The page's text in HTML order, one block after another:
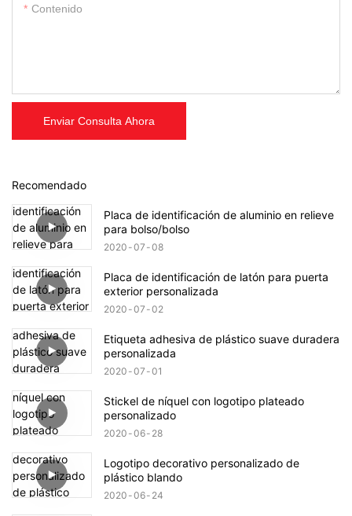
Contenido
Enviar Consulta Ahora
Recomendado
Placa de identificación de aluminio en relieve
para bolso/bolso
2020 07 08
Placa de identificación de latón para puerta
exterior personalizada
2020 07 02
Etiqueta adhesiva de plástico suave duradera
personalizada
2020 07 01
Stickel de níquel con logotipo plateado
personalizado
2020 06 28
Logotipo decorativo personalizado de
plástico blando
2020 06 24